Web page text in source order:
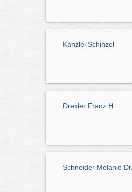
Kanzlei Schinzel
Drexler Franz H.
Schneider Melanie Dr.